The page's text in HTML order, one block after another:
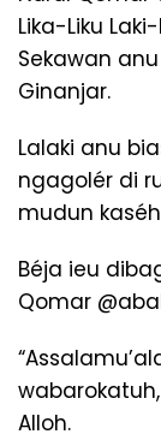
Lika-Liku
Sekawan
Ginanjar.
Lalaki anu
ngagolér di
mudun
Béja ieu
Qomar
Alloh.